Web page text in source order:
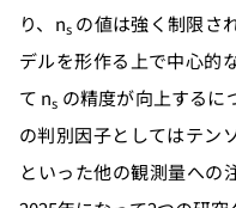
り、ns の値は強く制限さ
デルを形作る上で中心的
て ns の精度が向上するに
の判別因子としてはテン
といった他の観測量への